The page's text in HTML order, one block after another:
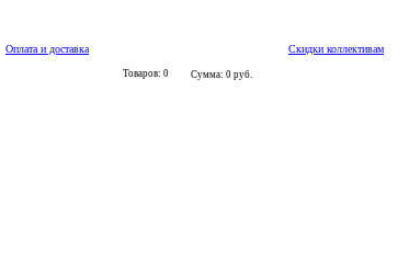
Оплата и доставка Скидки коллективам
Товаров: 0 Сумма: 0 руб.